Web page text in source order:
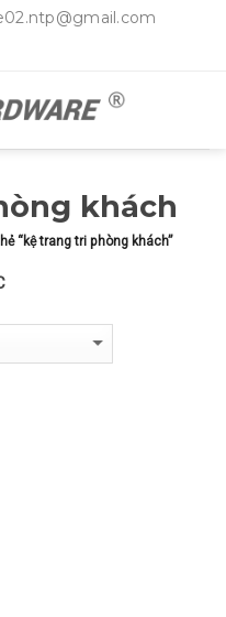
khách
“kệ trang tri phòng khách”